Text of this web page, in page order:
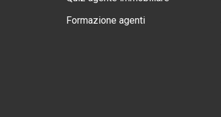
Formazione agenti